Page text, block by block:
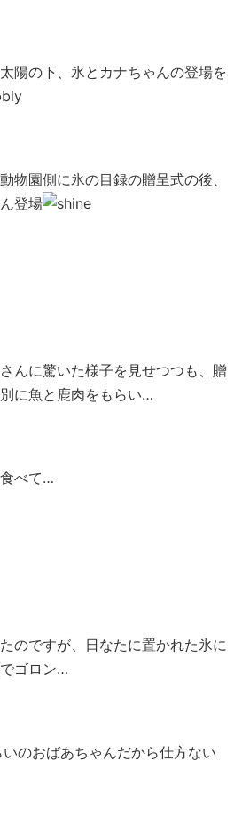
陽の下、氷とカナちゃんの登場を
物園側に氷の目録の贈呈式の後、
登場
んに驚いた様子を見せつつも、贈
に魚と鹿肉をもらい…
べて…
のですが、日なたに置かれた氷に
ゴロン…
のおばあちゃんだから仕方ない